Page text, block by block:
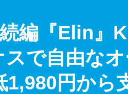
続編『Elin
で自由な
1,980円から